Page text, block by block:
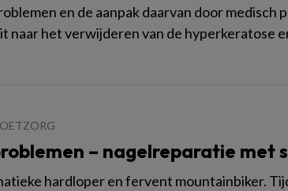
en de aanpak daarvan door medisch
naar het verwijderen van de hyperkeratose
– nagelreparatie met
hardloper en fervent mountainbiker.